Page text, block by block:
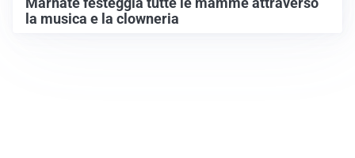
Marnate festeggia tutte le mamme attraverso
la musica e la clowneria